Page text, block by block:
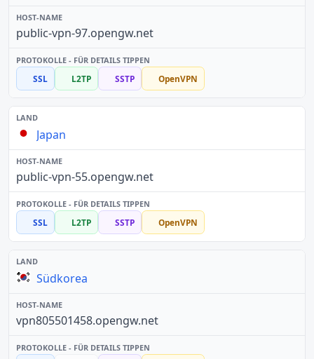
public-vpn-97.opengw.net
SSL L2TP SSTP OpenVPN
Japan
public-vpn-55.opengw.net
SSL L2TP SSTP OpenVPN
Südkorea
vpn805501458.opengw.net